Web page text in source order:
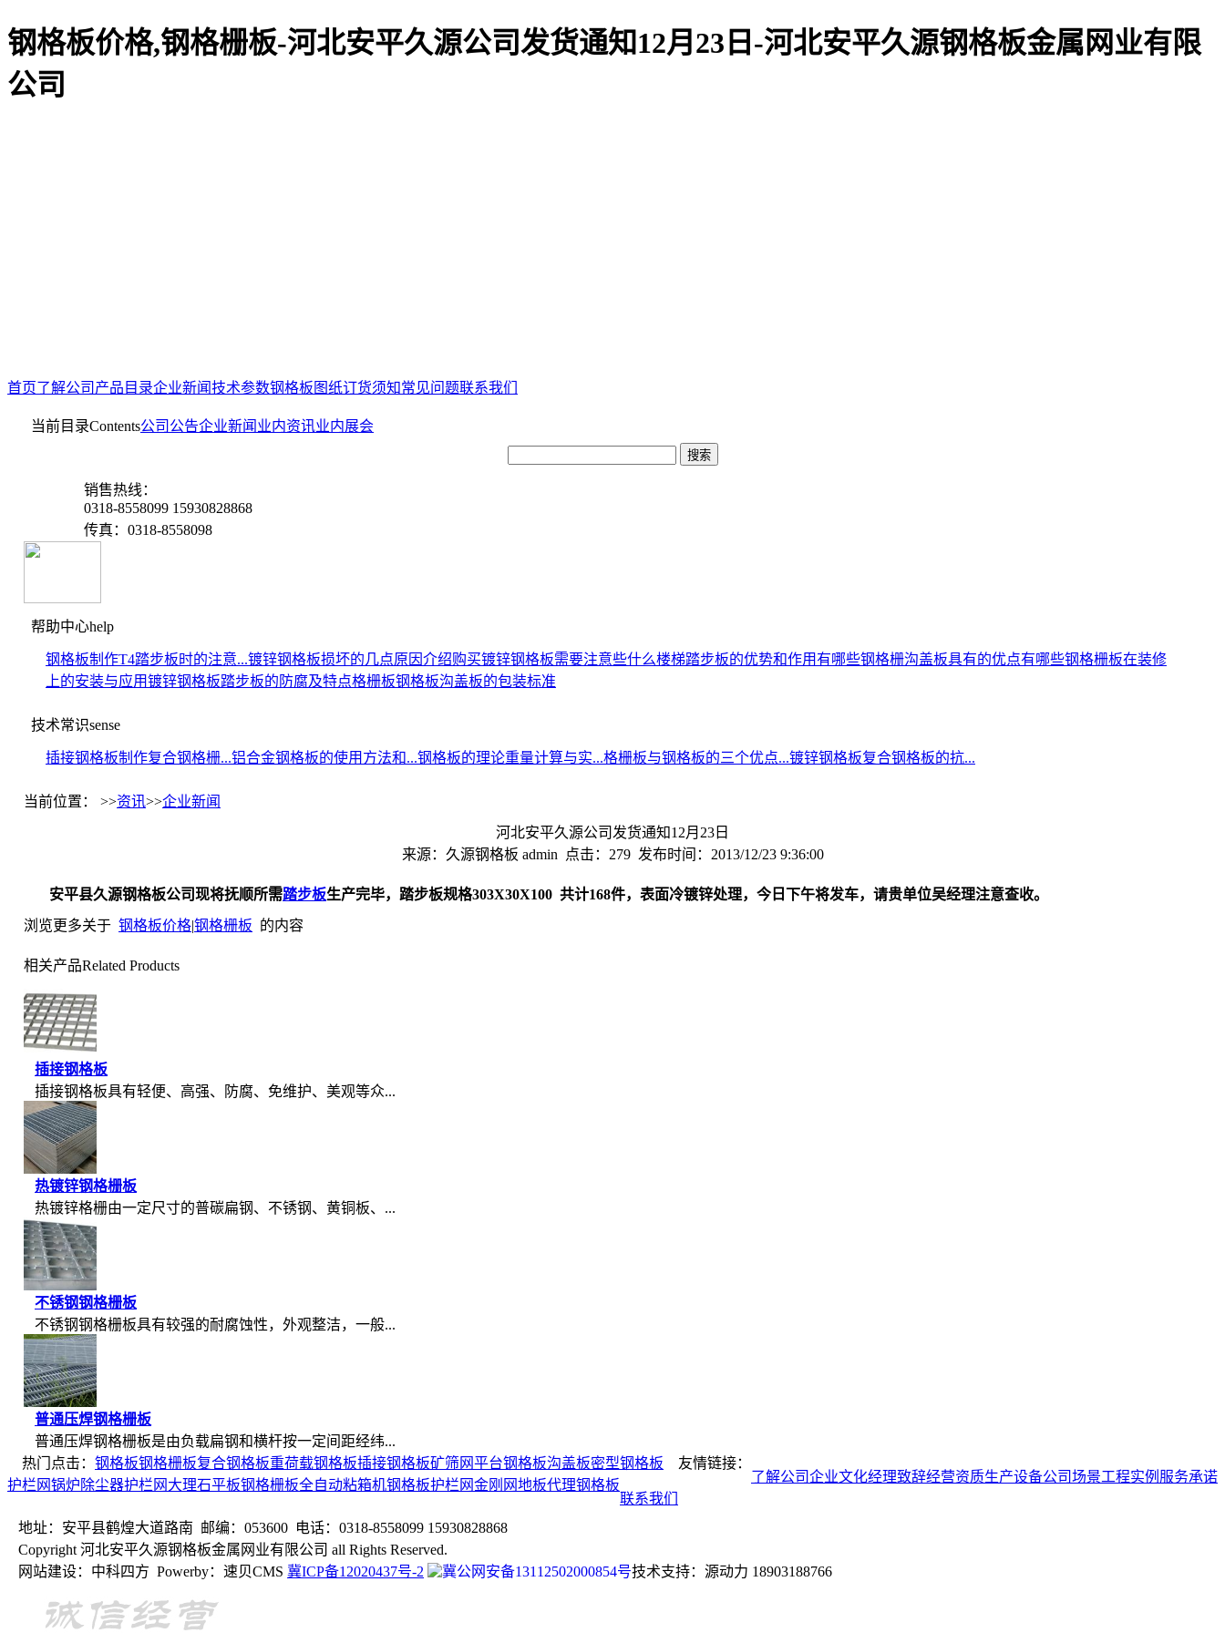
钢格板价格,钢格栅板-河北安平久源公司发货通知12月23日-河北安平久源钢格板金属网业有限
公司
首页了解公司 产品目录企业新闻技术参数钢格板图纸订货须知常见问题联系我们
当前目录Contents公司公告企业新闻 业内资讯业内展会
销售热线：
0318-8558099 15930828868
传真：0318-8558098
帮助中心help
钢格板制作T4踏步板时的注意...镀锌钢格板损坏的几点原因介绍购买镀锌钢格板需要注意些什么楼梯踏步板的优势和作用有哪些钢格栅沟盖板具有的优点有哪些钢格栅板在装修
上的安装与应用镀锌钢格板踏步板的防腐及特点格栅板钢格板沟盖板的包装标准
技术常识sense
插接钢格板制作复合钢格栅...铝合金钢格板的使用方法和...钢格板的理论重量计算与实...格栅板与钢格板的三个优点...镀锌钢格板复合钢格板的抗...
当前位置： >>资讯>>企业新闻
河北安平久源公司发货通知12月23日
来源：久源钢格板 admin 点击：279 发布时间：2013/12/23 9:36:00
安平县久源钢格板公司现将抚顺所需踏步板生产完毕，踏步板规格303X30X100 共计168件，表面冷镀锌处理，今日下午将发车，请贵单位吴经理注意查收。
浏览更多关于 钢格板价格|钢格栅板 的内容
相关产品Related Products
插接钢格板
插接钢格板具有轻便、高强、防腐、免维护、美观等众...
热镀锌钢格栅板
热镀锌格栅由一定尺寸的普碳扁钢、不锈钢、黄铜板、...
不锈钢钢格栅板
不锈钢钢格栅板具有较强的耐腐蚀性，外观整洁，一般...
普通压焊钢格栅板
普通压焊钢格栅板是由负载扁钢和横杆按一定间距经纬...
热门点击： 钢格板钢格栅板复合钢格板重荷载钢格板插接钢格板矿筛网平台钢格板沟盖板密型钢格板 友情链接：
护栏网锅炉除尘器护栏网 大理石平板钢格栅板全自动粘箱机钢格板护栏网金刚网地板代理钢格板
了解公司企业文化经理致辞经营资质生产设备公司场景工程实例 服务承诺
联系我们
地址：安平县鹤煌大道路南 邮编：053600 电话：0318-8558099 15930828868
Copyright 河北安平久源钢格板金属网业有限公司 all Rights Reserved.
网站建设：中科四方 Powerby：速贝CMS 冀ICP备12020437号-2 冀公网安备13112502000854号技术支持：源动力 18903188766